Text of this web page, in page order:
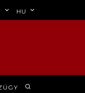
HU